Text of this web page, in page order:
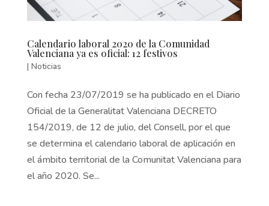
Calendario laboral 2020 de la Comunidad
Valenciana ya es oficial: 12 festivos
| Noticias
Con fecha 23/07/2019 se ha publicado en el Diario
Oficial de la Generalitat Valenciana DECRETO
154/2019, de 12 de julio, del Consell, por el que
se determina el calendario laboral de aplicación en
el ámbito territorial de la Comunitat Valenciana para
el año 2020. Se...